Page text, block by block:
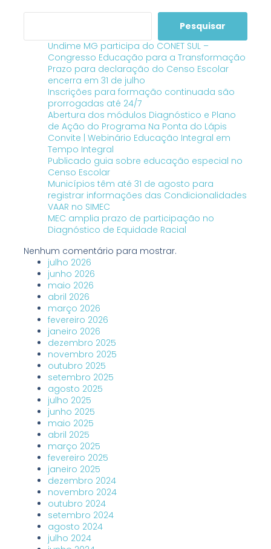
Pesquisar
Undime MG participa do CONET SUL –
Congresso Educação para a Transformação
Prazo para declaração do Censo Escolar
encerra em 31 de julho
Inscrições para formação continuada são
prorrogadas até 24/7
Abertura dos módulos Diagnóstico e Plano
de Ação do Programa Na Ponta do Lápis
Convite | Webinário Educação Integral em
Tempo Integral
Publicado guia sobre educação especial no
Censo Escolar
Municípios têm até 31 de agosto para
registrar informações das Condicionalidades
VAAR no SIMEC
MEC amplia prazo de participação no
Diagnóstico de Equidade Racial
Nenhum comentário para mostrar.
julho 2026
junho 2026
maio 2026
abril 2026
março 2026
fevereiro 2026
janeiro 2026
dezembro 2025
novembro 2025
outubro 2025
setembro 2025
agosto 2025
julho 2025
junho 2025
maio 2025
abril 2025
março 2025
fevereiro 2025
janeiro 2025
dezembro 2024
novembro 2024
outubro 2024
setembro 2024
agosto 2024
julho 2024